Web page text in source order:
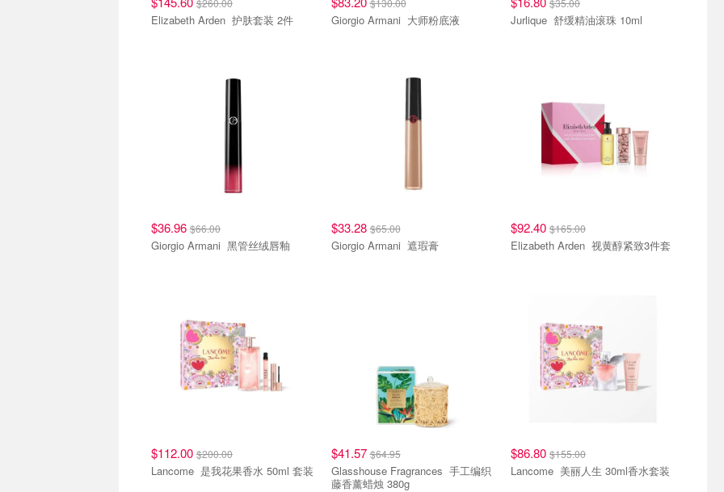
$260.00
Elizabeth Arden 护肤套装 2件
$130.00
Giorgio Armani 大师粉底液
$35.00
Jurlique 舒缓精油滚珠 10ml
$36.96 $66.00
Giorgio Armani 黑管丝绒唇釉
$33.28$65.00
Giorgio Armani 遮瑕膏
$92.40 $165.00
Elizabeth Arden 视黄醇紧致3件套
$112.00 $200.00
Lancome 是我花果香水 50ml 套装
$41.57$64.95
Glasshouse Fragrances 手工编织
藤香薰蜡烛 380g
$86.80 $155.00
Lancome 美丽人生 30ml香水套装